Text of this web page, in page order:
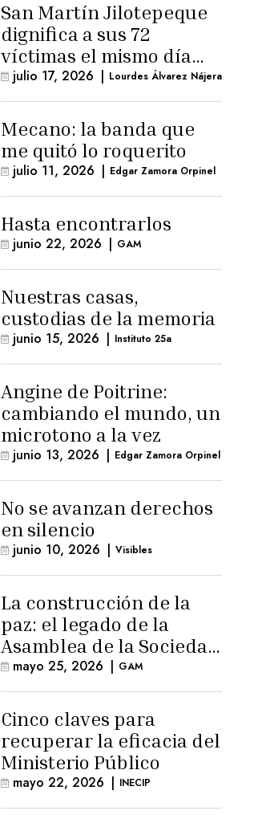
San Martín Jilotepeque
dignifica a sus 72
víctimas el mismo día
que Benedicto Lucas
logra arresto
domiciliario
julio 17, 2026 | Lourdes Álvarez Nájera
Mecano: la banda que
me quitó lo roquerito
julio 11, 2026 | Edgar Zamora Orpinel
Hasta encontrarlos
junio 22, 2026 | GAM
Nuestras casas,
custodias de la memoria
junio 15, 2026 | Instituto 25a
Angine de Poitrine:
cambiando el mundo, un
microtono a la vez
junio 13, 2026 | Edgar Zamora Orpinel
No se avanzan derechos
en silencio
junio 10, 2026 | Visibles
La construcción de la
paz: el legado de la
Asamblea de la Sociedad
Civil
mayo 25, 2026 | GAM
Cinco claves para
recuperar la eficacia del
Ministerio Público
mayo 22, 2026 | INECIP